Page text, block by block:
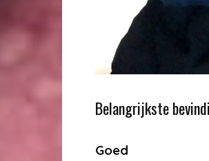
Belangrijkste
Goed